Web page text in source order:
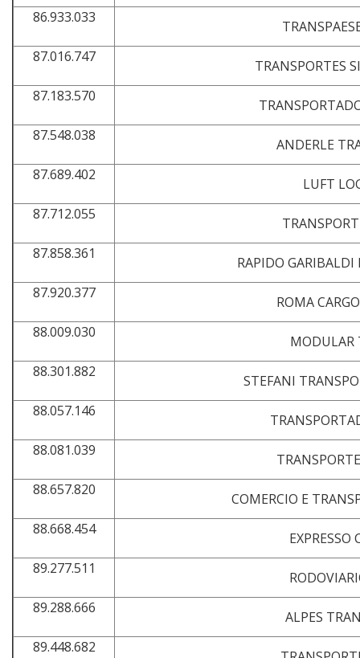
86.933.033
87.016.747
TRANSPORTES
87.183.570
87.548.038
ANDERLE
87.689.402
LUFT
87.712.055
87.858.361
RAPIDO
87.920.377
ROMA
88.009.030
MODULAR
88.301.882
STEFANI
88.057.146
88.081.039
88.657.820
COMERCIO E
88.668.454
89.277.511
89.288.666
ALPES
89.448.682